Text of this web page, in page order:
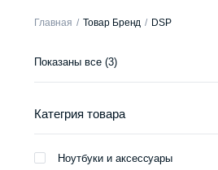
Главная Товар Бренд DSP
Показаны все (3)Сортировка:
Категрия товара
Ноутбуки и аксессуары